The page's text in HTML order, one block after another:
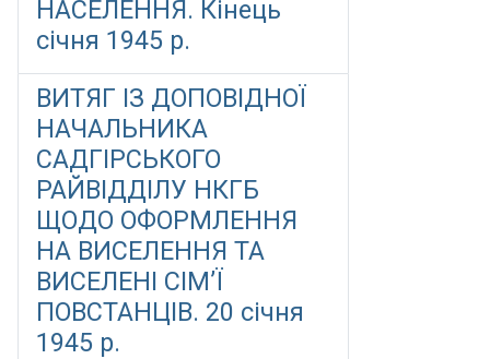
НАСЕЛЕННЯ. Кінець
січня 1945 р.
ВИТЯГ ІЗ ДОПОВІДНОЇ
НАЧАЛЬНИКА
САДГІРСЬКОГО
РАЙВІДДІЛУ НКГБ
ЩОДО ОФОРМЛЕННЯ
НА ВИСЕЛЕННЯ ТА
ВИСЕЛЕНІ СІМ’Ї
ПОВСТАНЦІВ. 20 січня
1945 р.